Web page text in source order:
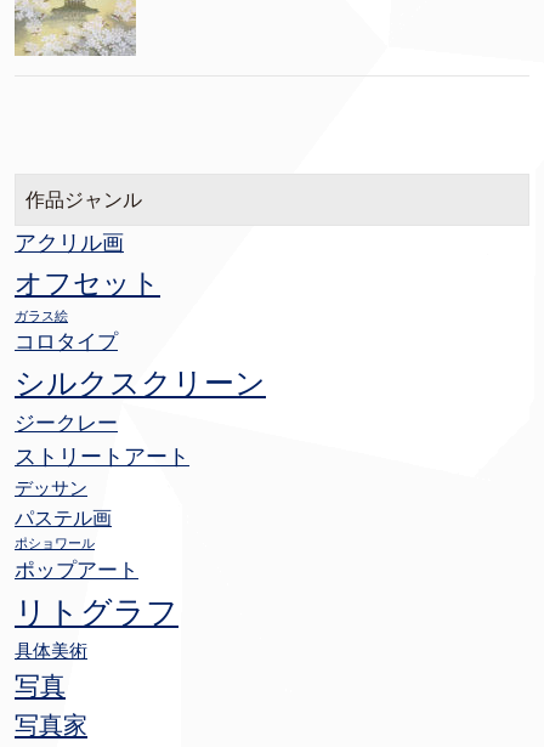
作品ジャンル
アクリル画
オフセット
ガラス絵
コロタイプ
シルクスクリーン
ジークレー
ストリートアート
デッサン
パステル画
ポショワール
ポップアート
リトグラフ
具体美術
写真
写真家